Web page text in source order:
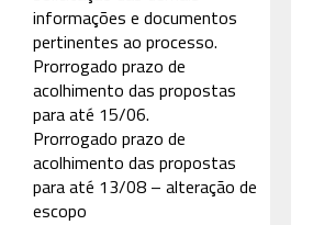
informações e documentos
pertinentes ao processo.
Prorrogado prazo de
acolhimento das propostas
para até 15/06.
Prorrogado prazo de
acolhimento das propostas
para até 13/08 – alteração de
escopo